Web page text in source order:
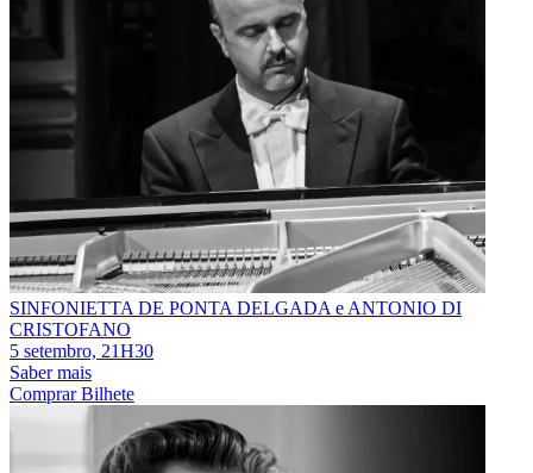
SINFONIETTA DE PONTA DELGADA e ANTONIO DI
CRISTOFANO
5 setembro, 21H30
Saber mais
Comprar Bilhete